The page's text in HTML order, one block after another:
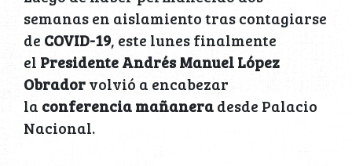
semanas en aislamiento tras contagiarse
de COVID-19, este lunes finalmente
el Presidente Andrés Manuel López
Obradorvolvió a encabezar
la conferencia mañaneradesde Palacio
Nacional.